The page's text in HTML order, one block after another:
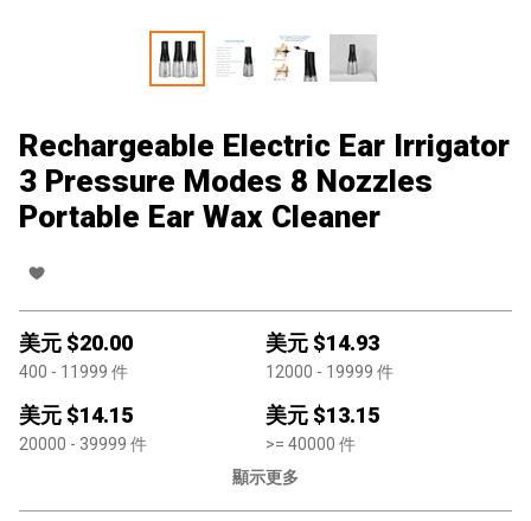
Rechargeable Electric Ear Irrigator
3 Pressure Modes 8 Nozzles
Portable Ear Wax Cleaner
美元 $20.00
400 - 11999 件
美元 $14.93
12000 - 19999 件
美元 $14.15
20000 - 39999 件
美元 $13.15
>= 40000 件
顯示更多